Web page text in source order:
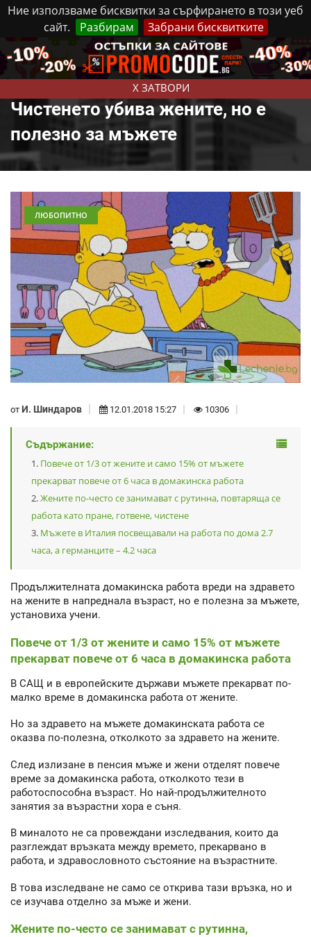
Ние използваме бисквитки за сърфирането в този уеб
сайт.
Разбирам Забрани бисквитките
X ЗАТВОРИ
Събота, 8 Август, 2026 Реклама Контакти
Чистенето убива жените, но е
полезно за мъжете
ЛЮБОПИТНО
от И. Шиндаров 12.01.2018 15:27 10306
Съдържание:
Повече от 1/3 от жените и само 15% от мъжете
прекарват повече от 6 часа в домакинска работа
Жените по-често се занимават с рутинна, повтаряща се
работа като пране, готвене, чистене
Мъжете в Италия посвещавали на работа по дома 2.7
часа, а германците – 4.2 часа
Продължителната домакинска работа вреди на здравето
на жените в напреднала възраст, но е полезна за мъжете,
установиха учени.
Повече от 1/3 от жените и само 15% от мъжете
прекарват повече от 6 часа в домакинска работа
В САЩ и в европейските държави мъжете прекарват по-
малко време в домакинска работа от жените.
Но за здравето на мъжете домакинската работа се
оказва по-полезна, отколкото за здравето на жените.
След излизане в пенсия мъже и жени отделят повече
време за домакинска работа, отколкото тези в
работоспособна възраст. Но най-продължителното
занятия за възрастни хора е съня.
В миналото не са провеждани изследвания, които да
разглеждат връзката между времето, прекарвано в
работа, и здравословното състояние на възрастните.
В това изследване не само се открива тази връзка, но и
се изучава отделно за мъже и жени.
Жените по-често се занимават с рутинна,